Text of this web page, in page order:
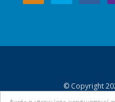
© Copyright